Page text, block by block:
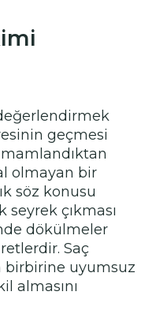
geçmesi
olmayan bir
söz konusu
seyrek çıkması
dökülmeler
Saç
birbirine uyumsuz
almasını